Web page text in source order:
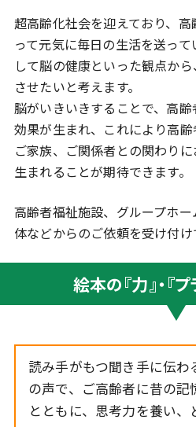
超高齢化社会を迎えており、
って元気に毎日の生活を送っ
して脳の健康といった観点か
させたいと考えます。
脳がいきいきすることで、高
効果が生まれ、これにより高
ご家族、ご関係者との関わり
生まれることが期待できます。
高齢者福祉施設、グループホ
体などからのご依頼を受け付け
絵本の『力』・『
読み手がもつ聞き手に伝
の声で、ご高齢者に昔の記
とともに、 思考力を養い、